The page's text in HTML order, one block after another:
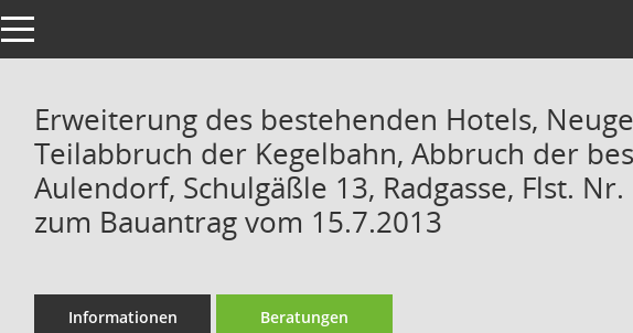
Toggle navigation
Erweiterung des bestehenden Hotels,
Teilabbruch der Kegelbahn, Abbruch der
Aulendorf, Schulgäßle 13, Radgasse, Flst.
zum Bauantrag vom 15.7.2013
Informationen Beratungen